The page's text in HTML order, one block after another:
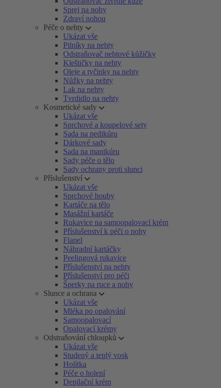
Sprej na nohy
Zdraví nohou
Péče o nehty
Ukázat vše
Pilníky na nehty
Odstraňovač nehtové kůžičky
Kleštičky na nehty
Oleje a tyčinky na nehty
Nůžky na nehty
Lak na nehty
Tvrdidlo na nehty
Kosmetické sady
Ukázat vše
Sprchové a koupelové sety
Sada na pedikúru
Dárkové sady
Sada na manikúru
Sady péče o tělo
Sady ochrany proti slunci
Příslušenství
Ukázat vše
Sprchové houby
Kartáče na tělo
Masážní kartáče
Rukavice na samoopalovací krém
Příslušenství k péči o nohy
Flanel
Náhradní kartáčky
Peelingová rukavice
Příslušenství na nehty
Příslušenství pro péči
Šperky na ruce a nohy
Slunce a ochrana
Ukázat vše
Mléka po opalování
Samoopalovací
Opalovací krémy
Odstraňování chloupků
Ukázat vše
Studený a teplý vosk
Holítka
Péče o holení
Depilační krém